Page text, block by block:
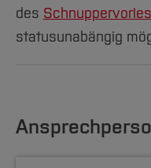
des
statusunabängig